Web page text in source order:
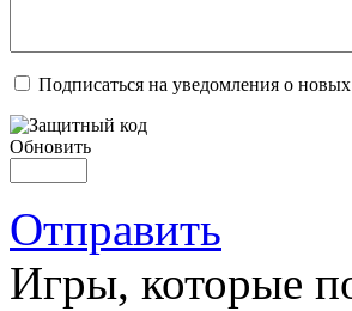
Подписаться на уведомления о
Обновить
Отправить
Игры, которые